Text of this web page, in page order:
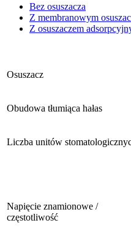
Bez osuszacza
Z membranowym
Z osuszaczem
Osuszacz
Obudowa tłumiąca hałas
Liczba unitów
Napięcie znamionowe /
częstotliwość